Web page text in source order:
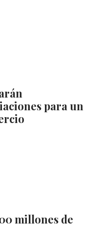
para un
millones de